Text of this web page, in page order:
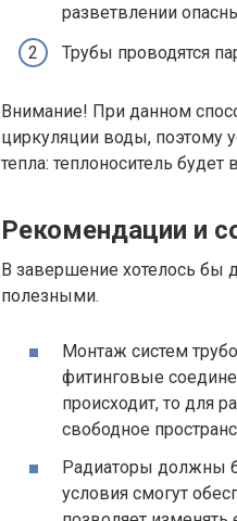
разветвлении
Трубы проводятся
Внимание! При данном
циркуляции воды, поэтому
тепла: теплоноситель
Рекомендации и
В завершение хотелось бы
полезными.
Монтаж систем
фитинговые
происходит, то для
свободное
Радиаторы должны
условия смогут